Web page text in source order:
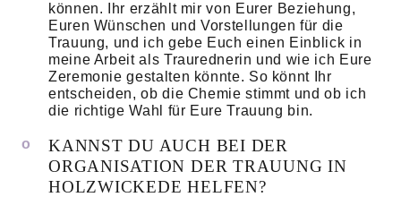
können. Ihr erzählt mir von Eurer Beziehung,
Euren Wünschen und Vorstellungen für die
Trauung, und ich gebe Euch einen Einblick in
meine Arbeit als Traurednerin und wie ich Eure
Zeremonie gestalten könnte. So könnt Ihr
entscheiden, ob die Chemie stimmt und ob ich
die richtige Wahl für Eure Trauung bin.
KANNST DU AUCH BEI DER
ORGANISATION DER TRAUUNG IN
HOLZWICKEDE HELFEN?